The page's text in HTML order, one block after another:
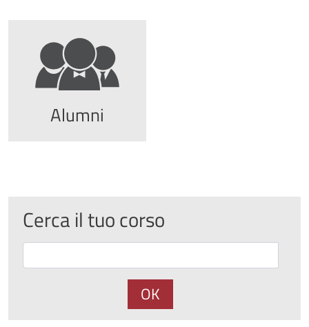
Alumni
Cerca il tuo corso
OK